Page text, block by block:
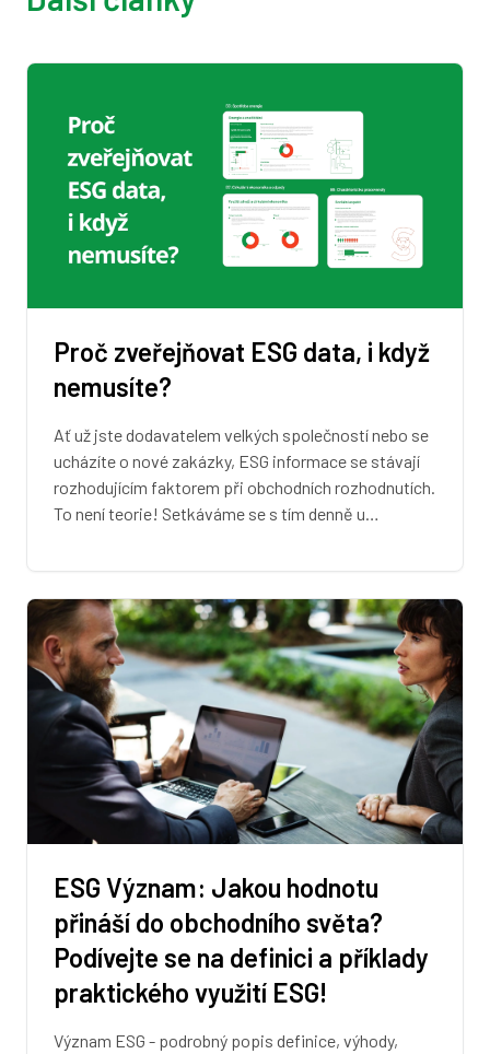
Proč zveřejňovat ESG data, i když
nemusíte?
Ať už jste dodavatelem velkých společností nebo se
ucházíte o nové zakázky, ESG informace se stávají
rozhodujícím faktorem při obchodních rozhodnutích.
To není teorie! Setkáváme se s tím denně u…
ESG Význam: Jakou hodnotu
přináší do obchodního světa?
Podívejte se na definici a příklady
praktického využití ESG!
Význam ESG - podrobný popis definice, výhody,